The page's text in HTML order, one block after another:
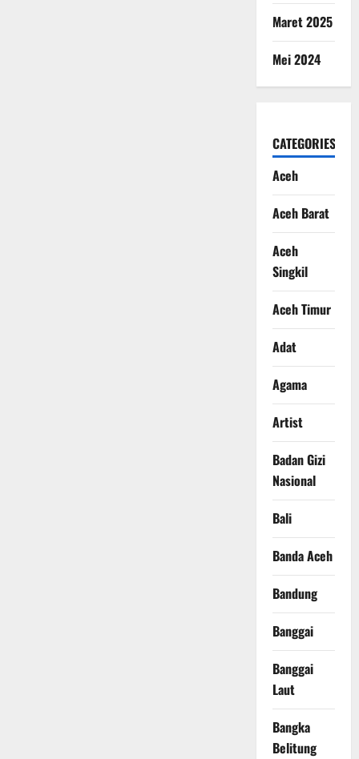
Maret 2025
Mei 2024
CATEGORIES
Aceh
Aceh Barat
Aceh
Singkil
Aceh Timur
Adat
Agama
Artist
Badan Gizi
Nasional
Bali
Banda Aceh
Bandung
Banggai
Banggai
Laut
Bangka
Belitung